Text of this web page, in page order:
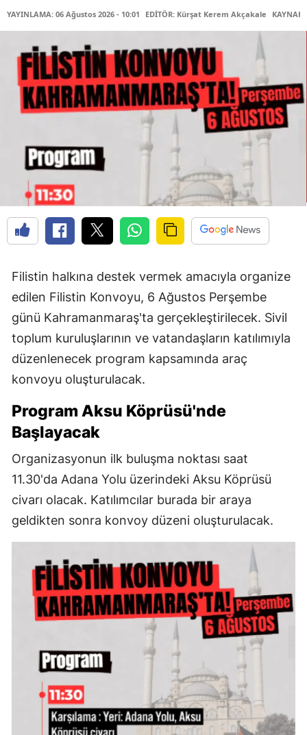
YAYINLAMA: 06 Ağustos 2026 - 10:01 EDİTÖR: Kürşat Kerem Akçakale
Filistin halkına destek vermek amacıyla organize
edilen Filistin Konvoyu, 6 Ağustos Perşembe
günü Kahramanmaraş'ta gerçekleştirilecek. Sivil
toplum kuruluşlarının ve vatandaşların katılımıyla
düzenlenecek program kapsamında araç
konvoyu oluşturulacak.
Program Aksu Köprüsü'nde
Başlayacak
Organizasyonun ilk buluşma noktası saat
11.30'da Adana Yolu üzerindeki Aksu Köprüsü
civarı olacak. Katılımcılar burada bir araya
geldikten sonra konvoy düzeni oluşturulacak.